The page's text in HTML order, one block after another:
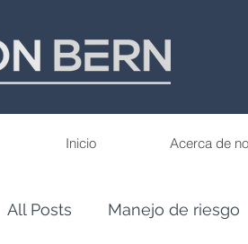
Inicio Acerca de
All Posts Manejo de riesgo